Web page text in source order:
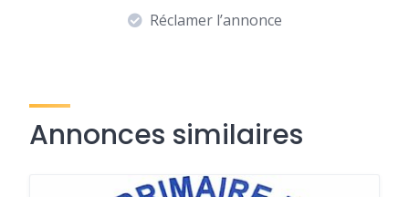
Réclamer l’annonce
Annonces similaires